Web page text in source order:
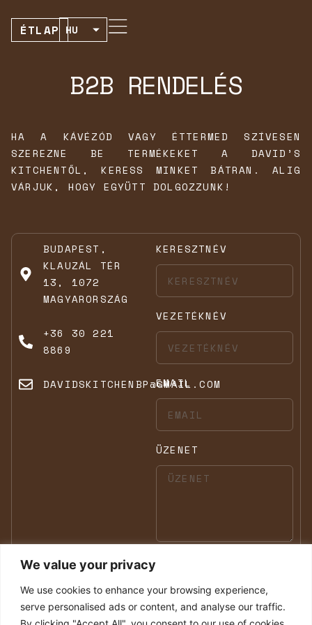
We value your privacy
We use cookies to enhance your browsing experience,
serve personalised ads or content, and analyse our traffic.
ÉTLAP HU
B2B RENDELÉS
HA A KÁVÉZÓD VAGY ÉTTERMED SZÍVESEN
SZEREZNE BE TERMÉKEKET A DAVID’S
KITCHENTŐL, KERESS MINKET BÁTRAN. ALIG
VÁRJUK, HOGY EGYÜTT DOLGOZZUNK!
BUDAPEST,
KLAUZÁL TÉR
13, 1072
MAGYARORSZÁG
+36 30 221
8869
DAVIDSKITCHENBP@GMAIL.COM
KERESZTNÉV
VEZETÉKNÉV
EMAIL
ÜZENET